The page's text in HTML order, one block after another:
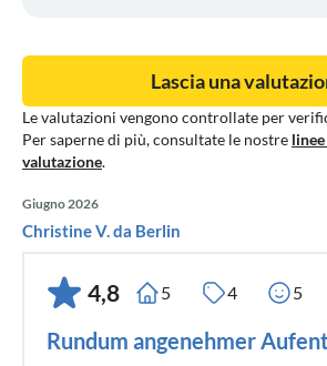
Le valutazioni vengono controllate per
Per saperne di più, consultate le nostre
valutazione.
Lascia una
Giugno 2026
Christine V. da Berlin
4,8 5 4 5
Rundum angenehmer